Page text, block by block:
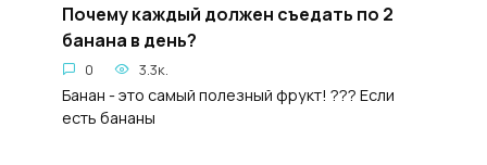
Почему каждый должен съедать по 2
банана в день?
0 3.3к.
Банан - это самый полезный фрукт! ??? Если
есть бананы